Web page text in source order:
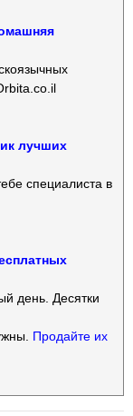
лучших
специалиста в
день. Десятки
Продайте их